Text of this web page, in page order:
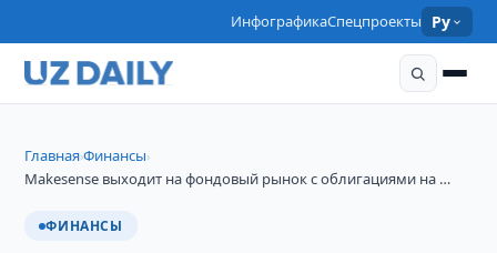
ИнфографикаСпецпроекты Ру
Главная›Финансы›
Makesense выходит на фондовый рынок с облигациями на …
ФИНАНСЫ